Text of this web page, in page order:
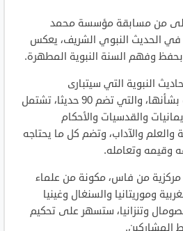
من مسابقة مؤسسة محمد
في الحديث النبوي الشريف، يعكس
بحفظ وفهم السنة النبوية المطهرة.
النبوية التي سيتبارى
المتسابقون والمتسابقات بشأنها، والتي تضم 90 حديثا، تشتمل
والقدسيات والأحكام
والآداب، وتضم كل ما يحتاجه
وقيمه وتعامله.
مركزية من فاس، مكونة من علماء
وموريتانيا والسنغال وغينيا
وتنزانيا، ستسهر على تحكيم
المشاركين.